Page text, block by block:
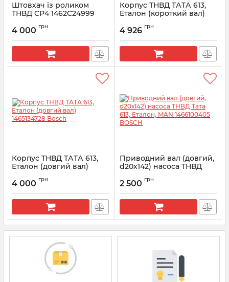
Штовхач із роликом
ТНВД CP4 1462C24999
Артикул: 1462C24999
4 000 грн
Корпус ТНВД ТАТА 613,
Еталон (короткий вал)
Артикул: 1465134784
4 926 грн
Корпус ТНВД ТАТА 613,
Еталон (довгий вал)
Артикул: 1465134728
4 000 грн
Приводний вал (довгий,
d20х142) насоса ТНВД
1466100405 BOSCH
Артикул: 1466100405
2 500 грн